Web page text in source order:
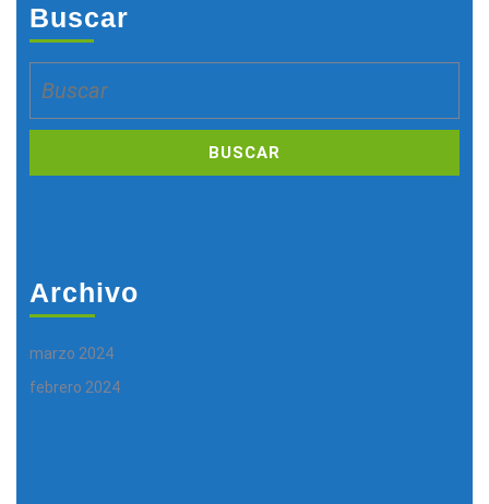
Buscar
Archivo
marzo 2024
febrero 2024